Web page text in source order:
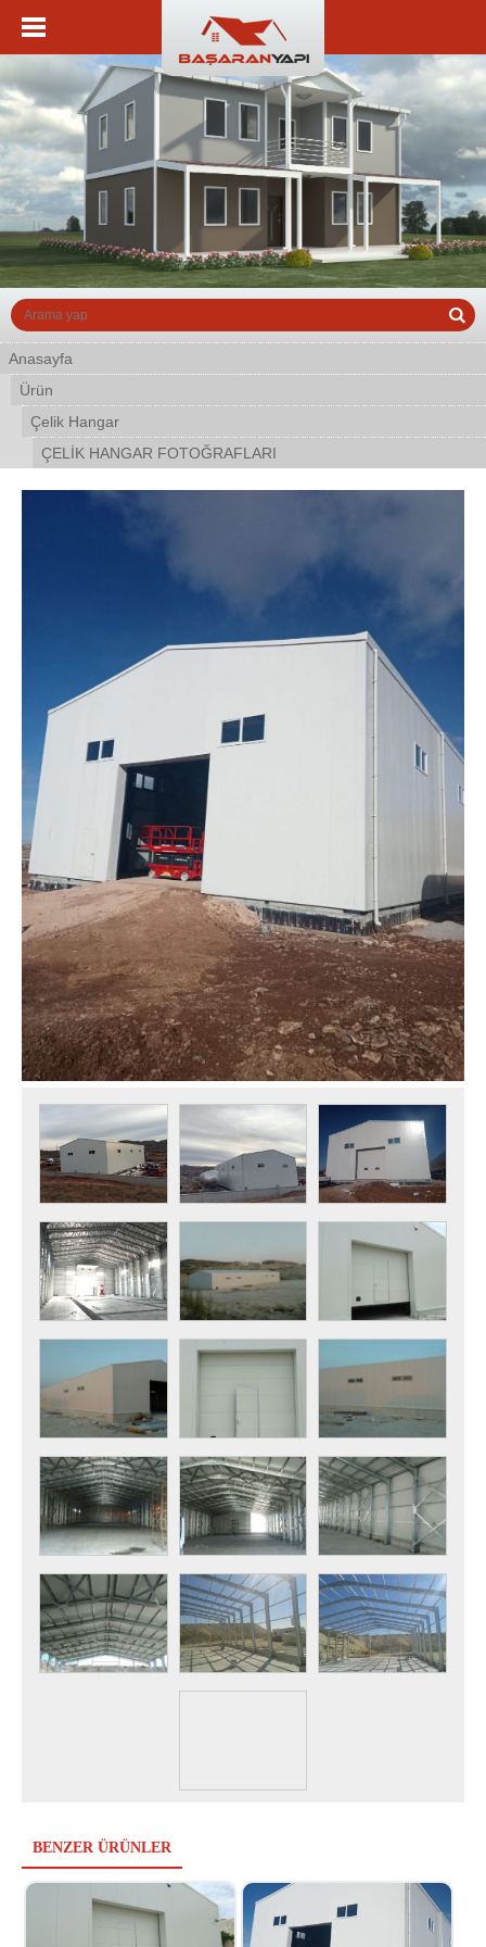
Anasayfa
Ürün
Çelik Hangar
ÇELİK HANGAR FOTOĞRAFLARI
BENZER ÜRÜNLER